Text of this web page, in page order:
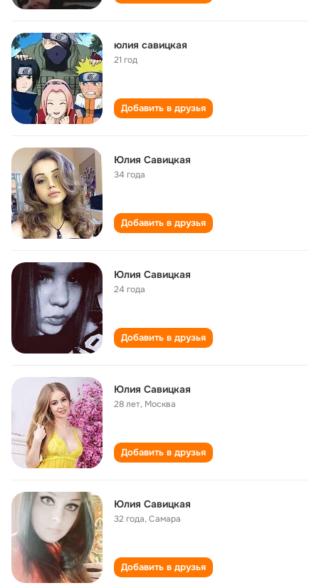
юлия савицкая
21 год
Добавить в друзья
Юлия Савицкая
34 года
Добавить в друзья
Юлия Савицкая
24 года
Добавить в друзья
Юлия Савицкая
28 лет, Москва
Добавить в друзья
Юлия Савицкая
32 года,Самара
Добавить в друзья